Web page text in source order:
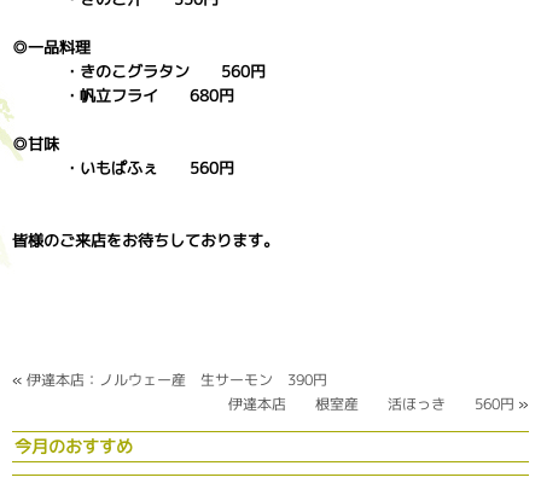
◎一品料理
・きのこグラタン 560円
・帆立フライ 680円
◎甘味
・いもぱふぇ 560円
皆様のご来店をお待ちしております。
« 伊達本店：ノルウェー産 生サーモン 390円
伊達本店 根室産 活ほっき 560円 »
今月のおすすめ